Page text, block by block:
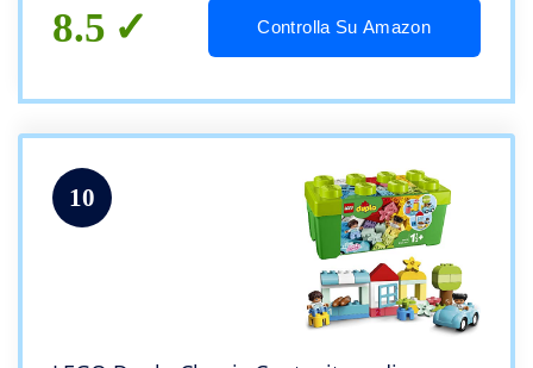
8.5 Controlla Su Amazon
10